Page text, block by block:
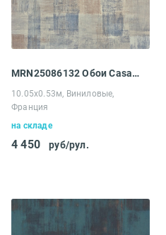
MRN25086132 Обои Casadeco Marina
10.05х0.53м, Виниловые,
Франция
на складе
4 450 руб/рул.